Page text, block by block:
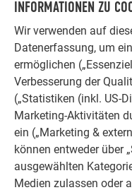
INFORMATIONEN ZU
Wir verwenden auf
Datenerfassung, um
ermöglichen
Verbesserung der
(„Statistiken (inkl. US-
Marketing-Aktivitäten
ein („Marketing &
können entweder über
ausgewählten
Medien zulassen oder
ERFAHRUNGSBERICHTE
ZUFRIEDENE KUNDEN
Ob Bauherr,
Architekt - die
unserer Kunden
Deshalb